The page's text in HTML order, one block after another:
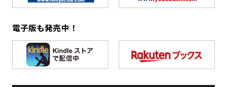
電子版も発売中！